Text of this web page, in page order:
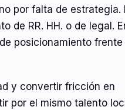
por falta de estrategia.
de RR. HH. o de legal.
posicionamiento frente
y convertir fricción en
por el mismo talento